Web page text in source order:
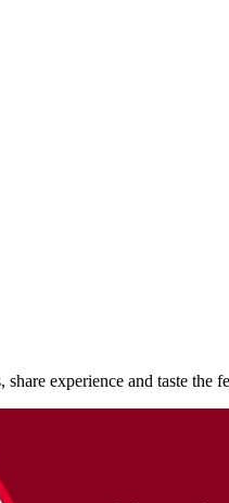
experience and taste